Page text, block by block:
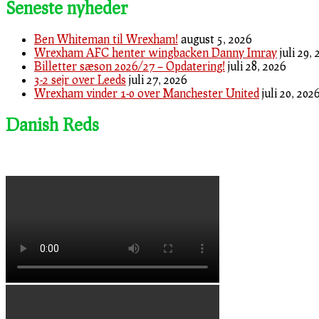
Seneste nyheder
Ben Whiteman til Wrexham! august 5, 2026
Wrexham AFC henter wingbacken Danny Imray juli 29,
Billetter sæson 2026/27 – Opdatering! juli 28, 2026
3-2 sejr over Leeds juli 27, 2026
Wrexham vinder 1-0 over Manchester United juli 20, 2026
Danish Reds